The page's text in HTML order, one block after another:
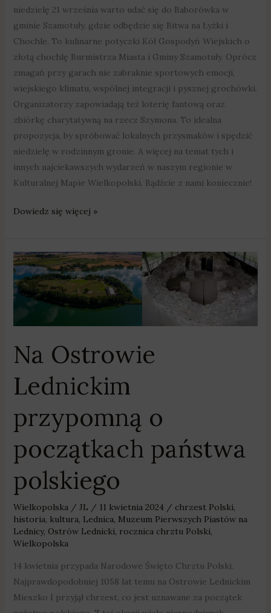
niedzielę 21 września warto udać się do Baborówka w
gminie Szamotuły, gdzie odbędzie się Bitwa na Łyżki i
Chochle. To kulinarne potyczki Kół Gospodyń Wiejskich o
złotą chochlę Burmistrza Miasta i Gminy Szamotuły. Oprócz
zmagań przy garach nie zabraknie sportowych emocji,
wiejskiego klimatu, wspólnej integracji i pysznej grochówki.
Organizatorzy zapowiadają też loterię fantową oraz
zbiórkę charytatywną na rzecz Szymona. To idealna
propozycja, by spróbować lokalnych przysmaków i spędzić
niedzielę w rodzinnym gronie. A więcej na temat tych i
innych najciekawszych wydarzeń w naszym regionie w
Kulturalnej Mapie Wielkopolski. Bądźcie z nami koniecznie!
Dowiedz się więcej »
Na Ostrowie
Lednickim
przypomną o
początkach państwa
polskiego
Wielkopolska/ JL / 11 kwietnia 2024 / chrzest Polski,
historia, kultura, Lednica, Muzeum Pierwszych Piastów na
Lednicy, Ostrów Lednicki, rocznica chrztu Polski,
Wielkopolska
14 kwietnia przypada Narodowe Święto Chrztu Polski.
Najprawdopodobniej 1058 lat temu na Ostrowie Lednickim
Mieszko I przyjął chrzest, co jest uznawane za początek
Na
Ostrowie
Lednickim
przypomną
państwa